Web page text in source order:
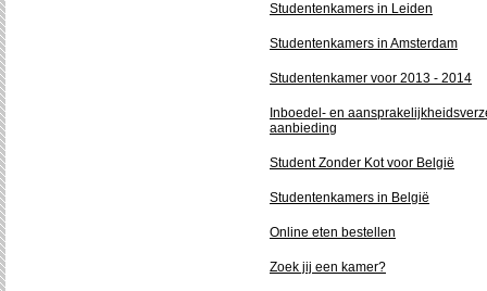
Studentenkamers in Leiden
Studentenkamers in Amsterdam
Studentenkamer voor 2013 - 2014
Inboedel- en
aanbieding
Student Zonder Kot voor België
Studentenkamers in België
Online eten bestellen
Zoek jij een kamer?